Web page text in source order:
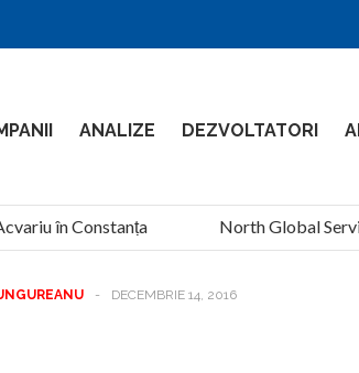
ANALIZE DEZVOLTATORI
în Constanța North Global
- DECEMBRIE 14, 2016